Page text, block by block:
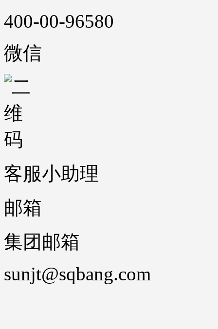
400-00-96580
微信
客服小助理
邮箱
集团邮箱
sunjt@sqbang.com